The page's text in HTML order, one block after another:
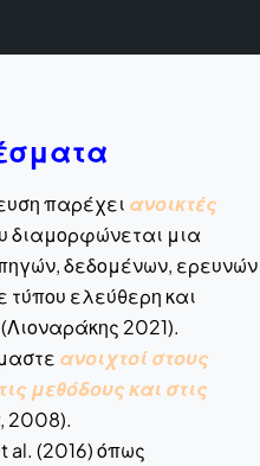
παρέχει ανοικτές
διαμορφώνεται μια
δεδομένων, ερευνών
τύπου ελεύθερη και
2021).
ανοιχτοί στους
μεθόδους και στις
2008).
al. (2016) όπως